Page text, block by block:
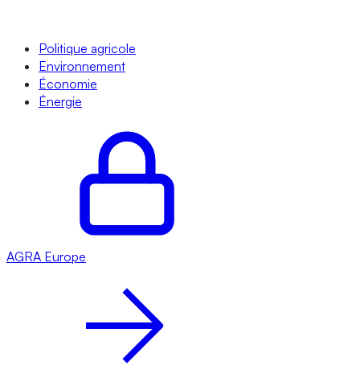
Politique agricole
Environnement
Économie
Énergie
AGRA Europe